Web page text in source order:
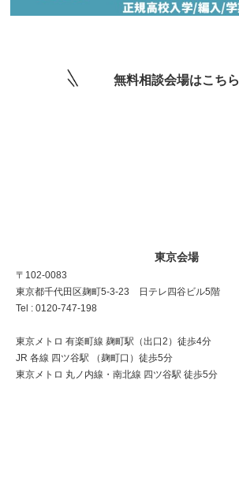
無料相談会場はこちら
東京会場
〒102-0083
東京都千代田区麹町5-3-23 日テレ四谷ビル5階
Tel : 0120-747-198
東京メトロ 有楽町線 麹町駅（出口2）徒歩4分
JR 各線 四ツ谷駅 （麹町口）徒歩5分
東京メトロ 丸ノ内線・南北線 四ツ谷駅 徒歩5分